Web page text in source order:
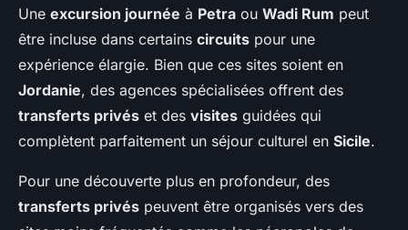
Une excursion journée à Petra ou Wadi Rum peut
être incluse dans certains circuits pour une
expérience élargie. Bien que ces sites soient en
Jordanie, des agences spécialisées offrent des
transferts privés et des visites guidées qui
complètent parfaitement un séjour culturel en Sicile.
Pour une découverte plus en profondeur, des
transferts privés peuvent être organisés vers des